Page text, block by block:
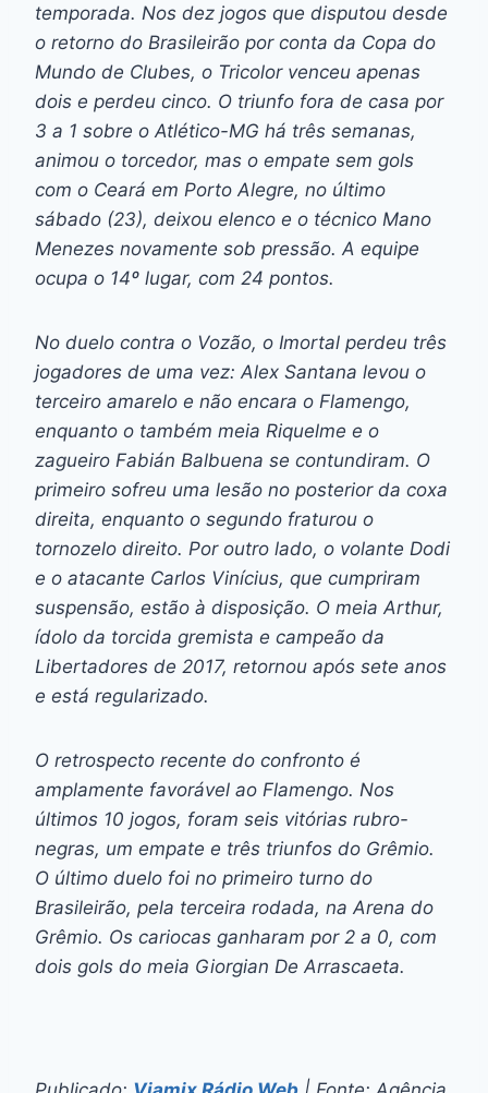
temporada. Nos dez jogos que disputou desde
o retorno do Brasileirão por conta da Copa do
Mundo de Clubes, o Tricolor venceu apenas
dois e perdeu cinco. O triunfo fora de casa por
3 a 1 sobre o Atlético-MG há três semanas,
animou o torcedor, mas o empate sem gols
com o Ceará em Porto Alegre, no último
sábado (23), deixou elenco e o técnico Mano
Menezes novamente sob pressão. A equipe
ocupa o 14º lugar, com 24 pontos.
No duelo contra o Vozão, o Imortal perdeu três
jogadores de uma vez: Alex Santana levou o
terceiro amarelo e não encara o Flamengo,
enquanto o também meia Riquelme e o
zagueiro Fabián Balbuena se contundiram. O
primeiro sofreu uma lesão no posterior da coxa
direita, enquanto o segundo fraturou o
tornozelo direito. Por outro lado, o volante Dodi
e o atacante Carlos Vinícius, que cumpriram
suspensão, estão à disposição. O meia Arthur,
ídolo da torcida gremista e campeão da
Libertadores de 2017, retornou após sete anos
e está regularizado.
O retrospecto recente do confronto é
amplamente favorável ao Flamengo. Nos
últimos 10 jogos, foram seis vitórias rubro-
negras, um empate e três triunfos do Grêmio.
O último duelo foi no primeiro turno do
Brasileirão, pela terceira rodada, na Arena do
Grêmio. Os cariocas ganharam por 2 a 0, com
dois gols do meia Giorgian De Arrascaeta.